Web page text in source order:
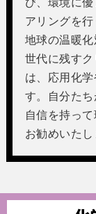
び、環境に
アリングを行
地球の温暖
世代に残す
は、応用化
す。自分たち
自信を持っ
お勧めいたし